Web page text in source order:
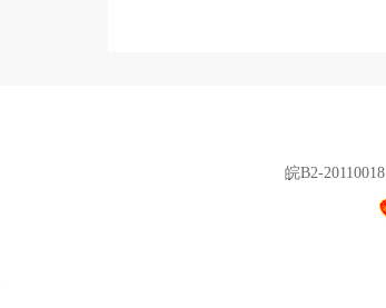
皖B2-20110018